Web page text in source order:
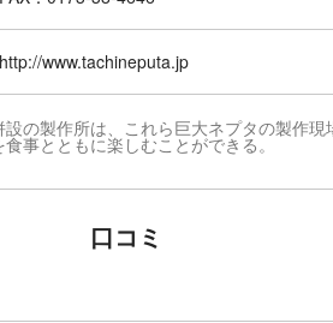
http://www.tachineputa.jp
の製作所は、これら巨大ネプタの製作
事とともに楽しむことができる。
口コミ